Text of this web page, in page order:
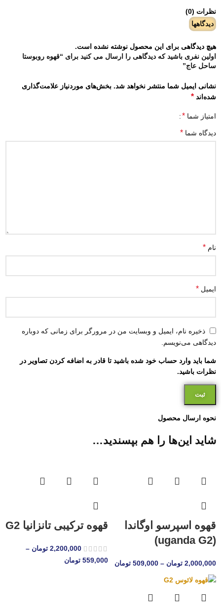
نظرات (0)
دیدگاهها
هیچ دیدگاهی برای این محصول نوشته نشده است.
اولین نفری باشید که دیدگاهی را ارسال می کنید برای “قهوه روبوستا
ساحل عاج”
نشانی ایمیل شما منتشر نخواهد شد. بخش‌های موردنیاز علامت‌گذاری
شده‌اند*
امتیاز شما*
دیدگاه شما*
نام*
ایمیل*
ذخیره نام، ایمیل و وبسایت من در مرورگر برای زمانی که دوباره
دیدگاهی می‌نویسم.
شما باید وارد حساب خود شده باشید تا قادر به اضافه کردن تصاویر در
نظرات باشید.
نحوه ارسال محصول
شاید این‌ها را هم بپسندید…
قهوه اسپرسو اوگاندا
(uganda G2)
2,000,000 تومان –
509,000 تومان
قهوه ترکیبی تانزانیا G2
2,200,000 تومان –
559,000 تومان